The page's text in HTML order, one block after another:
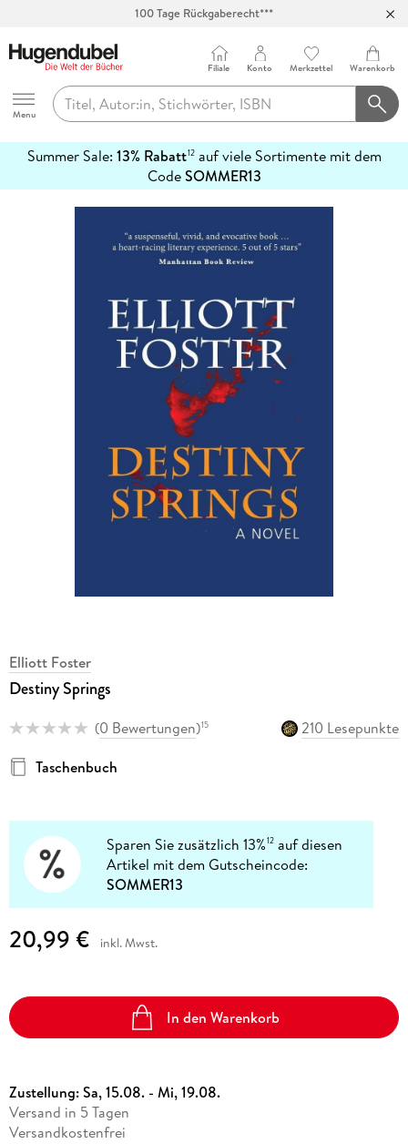
100 Tage Rückgaberecht***
Hugendubel
Menu
Filiale Konto Merkzettel Warenkorb
Summer Sale: 13% Rabatt12auf viele Sortimente mit dem
CodeSOMMER13
erfahren
Elliott Foster
Destiny Springs
(0 Bewertungen)15
210 Lesepunkte
Taschenbuch
Sparen Sie zusätzlich 13%12 auf diesen
Artikel mit dem Gutscheincode:
SOMMER13
20,99 € inkl. Mwst.
In den Warenkorb
Zustellung:Sa, 15.08. - Mi, 19.08.
Versand in 5 Tagen
Versandkostenfrei